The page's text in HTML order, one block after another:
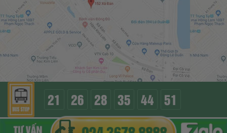
21 26 28 35 44 51